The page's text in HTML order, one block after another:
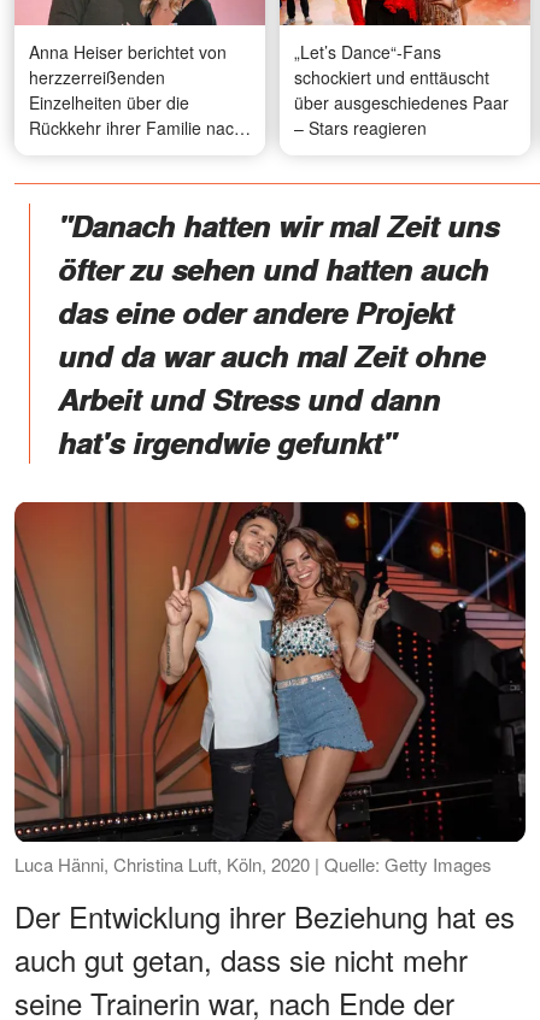
Anna Heiser berichtet von
herzzerreißenden
Einzelheiten über die
Rückkehr ihrer Familie nach
Namibia
„Let’s Dance“-Fans
schockiert und enttäuscht
über ausgeschiedenes Paar
– Stars reagieren
"Danach hatten wir mal Zeit uns
öfter zu sehen und hatten auch
das eine oder andere Projekt
und da war auch mal Zeit ohne
Arbeit und Stress und dann
hat's irgendwie gefunkt"
Luca Hänni, Christina Luft, Köln, 2020 | Quelle: Getty Images
Der Entwicklung ihrer Beziehung hat es
auch gut getan, dass sie nicht mehr
seine Trainerin war, nach Ende der